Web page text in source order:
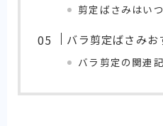
剪定ばさみはい
バラ剪定ばさみお
バラ剪定の関連